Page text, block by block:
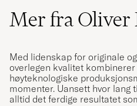
Mer fra Oliver
Med lidenskap for originale
overlegen kvalitet
høyteknologiske
momenter. Uansett hvor lang
alltid det ferdige resultatet